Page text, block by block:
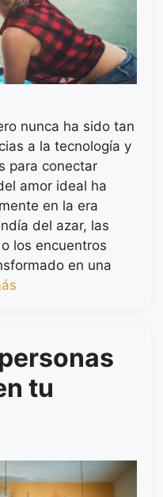
nunca ha sido tan
a la tecnología y
para conectar
amor ideal ha
en la era
del azar, las
los encuentros
en una
tu